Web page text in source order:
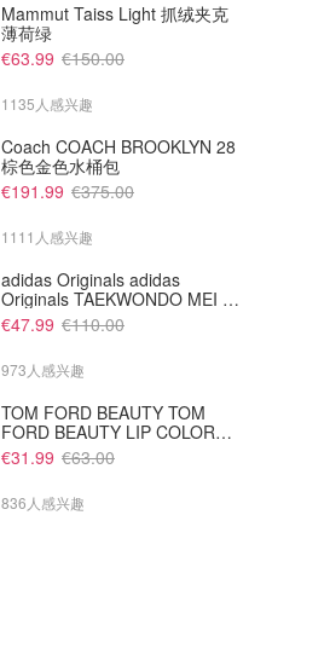
Mammut Taiss Light 抓绒夹克
薄荷绿
€63.99 €150.00
1135人感兴趣
Coach COACH BROOKLYN 28
棕色金色水桶包
€191.99 €375.00
1111人感兴趣
adidas Originals adidas
Originals TAEKWONDO MEI 芭
蕾鞋 棕色米色
€47.99 €110.00
973人感兴趣
TOM FORD BEAUTY TOM
FORD BEAUTY LIP COLOR
SATIN MATTE 裸玫瑰口红
€31.99 €63.00
836人感兴趣